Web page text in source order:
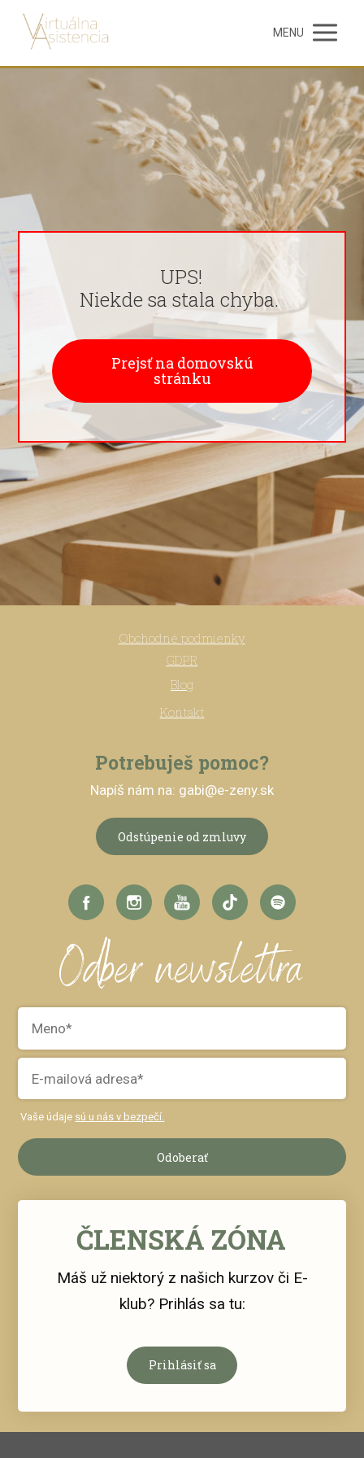
MENU
UPS!
Niekde sa stala chyba.
Prejsť na domovskú
stránku
Obchodné podmienky
GDPR
Blog
Kontakt
Potrebuješ pomoc?
Napíš nám na: gabi@e-zeny.sk
Odstúpenie od zmluvy
Odber newslettra
Vaše údaje sú u nás v bezpečí.
Odoberať
ČLENSKÁ ZÓNA
Máš už niektorý z našich kurzov či E-
klub? Prihlás sa tu:
Prihlásiť sa